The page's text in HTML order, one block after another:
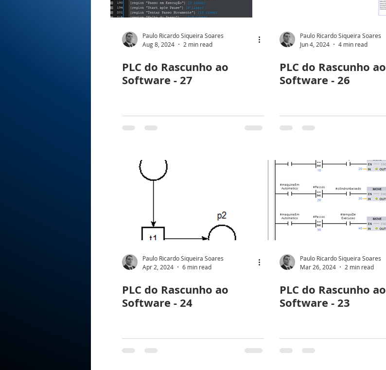
Paulo Ricardo Siqueira Soares
Aug 8, 2024
2 min read
PLC do Rascunho ao
Software - 27
Paulo Ricardo Siqueira Soares
Jun 4, 2024
4 min read
PLC do Rascunho ao
Software - 26
Paulo Ricardo Siqueira Soares
Apr 2, 2024
6 min read
PLC do Rascunho ao
Software - 24
Paulo Ricardo Siqueira Soares
Mar 26, 2024
2 min read
PLC do Rascunho ao
Software - 23